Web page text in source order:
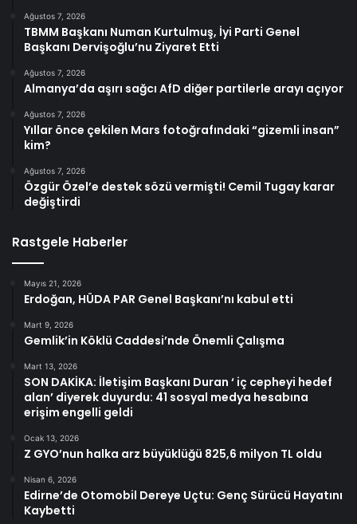
Ağustos 7, 2026
TBMM Başkanı Numan Kurtulmuş, İyi Parti Genel
Başkanı Dervişoğlu’nu Ziyaret Etti
Ağustos 7, 2026
Almanya’da aşırı sağcı AfD diğer partilerle arayı açıyor
Ağustos 7, 2026
Yıllar önce çekilen Mars fotoğrafındaki “gizemli insan”
kim?
Ağustos 7, 2026
Özgür Özel’e destek sözü vermişti! Cemil Tugay karar
değiştirdi
Rastgele Haberler
Mayıs 21, 2026
Erdoğan, HÜDA PAR Genel Başkanı’nı kabul etti
Mart 9, 2026
Gemlik’in Köklü Caddesi’nde Önemli Çalışma
Mart 13, 2026
SON DAKİKA: İletişim Başkanı Duran ‘ iç cepheyi hedef
alan’ diyerek duyurdu: 41 sosyal medya hesabına
erişim engelli geldi
Ocak 13, 2026
Z GYO’nun halka arz büyüklüğü 825,6 milyon TL oldu
Nisan 6, 2026
Edirne’de Otomobil Dereye Uçtu: Genç Sürücü Hayatını
Kaybetti